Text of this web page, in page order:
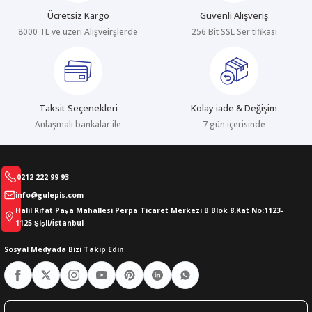
Ücretsiz Kargo
8000 TL ve üzeri Alışveirşlerde
Güvenli Alışveriş
256 Bit SSL Ser tifikası
Taksit Seçenekleri
Anlaşmalı bankalar ile
Kolay iade & Değişim
7 gün içerisinde
0212 222 99 93
info@gulepis.com
Halil Rıfat Paşa Mahallesi Perpa Ticaret Merkezi B Blok 8.Kat No:1123-
1125 Şişli/İstanbul
Sosyal Medyada Bizi Takip Edin